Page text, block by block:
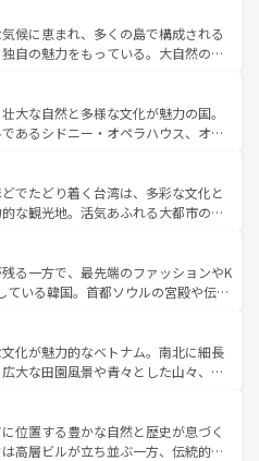
楽しむこともできる。 なお、新
テンツ一覧 を参照してほしい。
観光、ショッピング、エンターテイ
激的なスポットだ。一方、アメリカ
り、グランドキャニオンやイエロー
では、音楽と美食が融合した独特の
アメリカの各地域で異なる魅力を楽
性と豊かな歴史を感じることができ
なお、新着のアメリカ
を参照してほしい。
候に恵まれ、多くの島で構成される
自の魅力をもっている。大自然の神
また、定番の観光地といえばオアフ
求めるならマウイ島やカウアイ島が
グリーンに輝く海をはじめ、豊かな
訪れる人々を迎えてくれるハワイの
ルフードやハワイアンミュージッ
スなど、すべてがハワイの魅力を彩
、新着のハワイ情報
参照してほしい。
大な自然と多様な文化が魅力の国。
あるシドニー・オペラハウス、オー
部にそびえるウルル（エアーズロッ
しい原生林やケアンズの熱帯雨林な
ん。また、カフェやワイン、オージ
も充実しており、サーフィンやダイ
ど、アウトドア好きにはたまらな
多彩な魅力を存分に味わいつくそ
でたどり着く台湾は、多彩な文化と
な観光地。活気あふれる大都市の台
帯である台湾東部など、都市の喧騒
しており、訪れる人に新しい発見と
る。また、奥深い台湾の食文化も魅
イーツなど、バラエティ豊かな料理
。 なお、新着の台湾情報は コンテンツ一覧を参
る一方で、最先端のファッションやK
ている韓国。首都ソウルの宮殿や伝統
ば四季折々の自然美を楽しむことが
チや焼肉、絶品のストリートフード
料理が待っている。夜には、韓国な
、韓国の多彩な魅力を心ゆくまで味
わってみてほしい。 なお、新着の韓国情報はコンテンツ一
化が魅力的なベトナム。南北に細長
大な田園風景や青々とした山々、世
が息づく。ハノイの古い町並みやホ
統治時代の建物も、独特の雰囲気を
、バラエティの豊かさとおいしさで
位置する豊かな自然と歴史が息づく
高層ビルが立ち並ぶ一方、伝統的な